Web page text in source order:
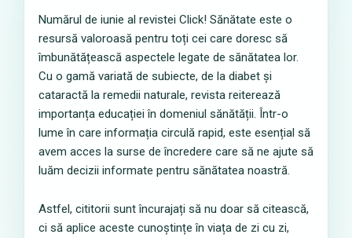
Numărul de iunie al revistei Click! Sănătate este o
resursă valoroasă pentru toți cei care doresc să
îmbunătățească aspectele legate de sănătatea lor.
Cu o gamă variată de subiecte, de la diabet și
cataractă la remedii naturale, revista reiterează
importanța educației în domeniul sănătății. Într-o
lume în care informația circulă rapid, este esențial să
avem acces la surse de încredere care să ne ajute să
luăm decizii informate pentru sănătatea noastră.
Astfel, cititorii sunt încurajați să nu doar să citească,
ci să aplice aceste cunoștințe în viața de zi cu zi,